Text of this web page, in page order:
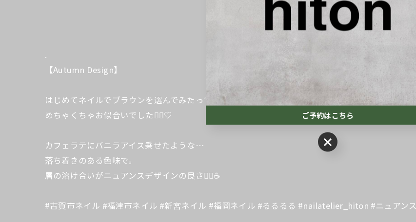
.
【Autumn Design】
はじめてネイルでブラウンを選んでみたってお客様🤝
めちゃくちゃお似合いでした🙂‍↕️♡
カフェラテにバニラアイス乗せたような…
落ち着きのある色味で。
層の溶け合いがニュアンスデザインの良さ😮‍💨☕️
#古賀市ネイル #福津市ネイル #新宮ネイル #福岡ネイル #るるるる #nailatelier_hiton #ニュアンス
ご予約はこちら
ご予約はこちら